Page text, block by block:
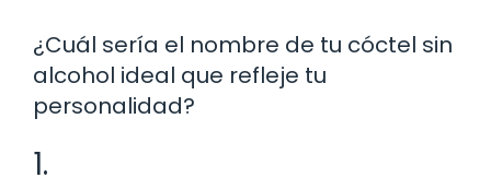
¿Cuál sería el nombre de tu cóctel sin
alcohol ideal que refleje tu
personalidad?
1.